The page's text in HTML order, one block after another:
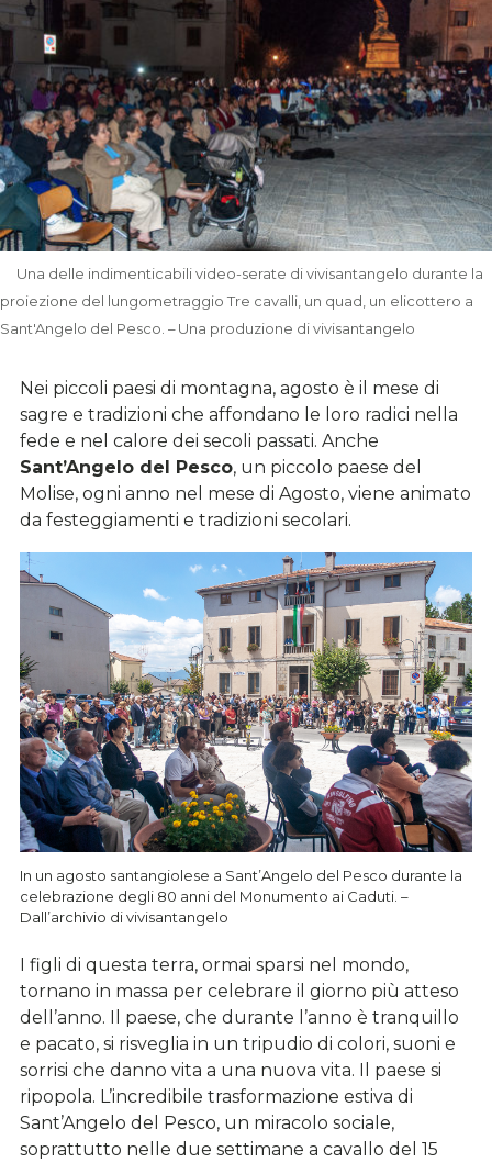
Una delle indimenticabili video-serate di vivisantangelo durante la
proiezione del lungometraggio Tre cavalli, un quad, un elicottero a
Sant'Angelo del Pesco. – Una produzione di vivisantangelo
Nei piccoli paesi di montagna, agosto è il mese di
sagre e tradizioni che affondano le loro radici nella
fede e nel calore dei secoli passati. Anche
Sant’Angelo del Pesco, un piccolo paese del
Molise, ogni anno nel mese di Agosto, viene animato
da festeggiamenti e tradizioni secolari.
In un agosto santangiolese a Sant’Angelo del Pesco durante la
celebrazione degli 80 anni del Monumento ai Caduti. –
Dall’archivio di vivisantangelo
I figli di questa terra, ormai sparsi nel mondo,
tornano in massa per celebrare il giorno più atteso
dell’anno. Il paese, che durante l’anno è tranquillo
e pacato, si risveglia in un tripudio di colori, suoni e
sorrisi che danno vita a una nuova vita. Il paese si
ripopola. L’incredibile trasformazione estiva di
Sant’Angelo del Pesco, un miracolo sociale,
soprattutto nelle due settimane a cavallo del 15